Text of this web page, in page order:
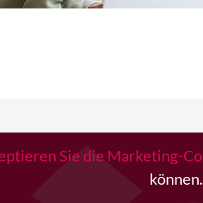
Sie die Marketing-
können.